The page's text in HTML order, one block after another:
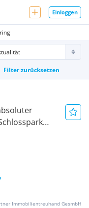
Einloggen
Filter zurücksetzen
Immobilientreuhand GesmbH